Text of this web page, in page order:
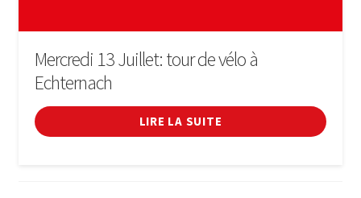
Mercredi 13 Juillet: tour de vélo à
Echternach
LIRE LA SUITE